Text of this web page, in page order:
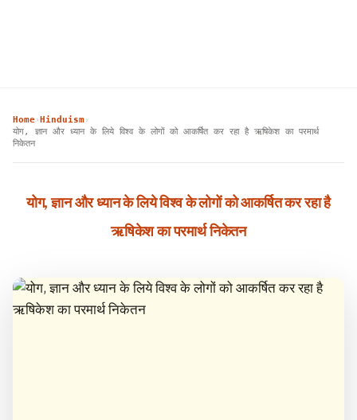
Home› Hinduism›
योग, ज्ञान और ध्यान के लिये विश्व के लोगों को आकर्षित कर रहा है ऋषिकेश का परमार्थ
निकेतन
योग, ज्ञान और ध्यान के लिये विश्व के लोगों को आकर्षित कर रहा है
ऋषिकेश का परमार्थ निकेतन